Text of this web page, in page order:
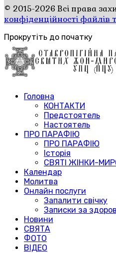
© 2015-2026 Всі права
конфіденційності файлів
Прокрутіть до початку
Головна
КОНТАКТИ
Предстоятель
Настоятель
ПРО ПАРАФІЮ
ПРО ПАРАФІЮ
Історія
СВЯТІ ЖІНКИ-
Календар
Молитва
Онлайн послуги
Запалити свічку
Записки за
Новини
СВЯТА
ФОТО
ВІДЕО